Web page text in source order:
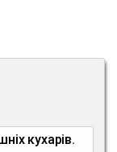
кухарів.